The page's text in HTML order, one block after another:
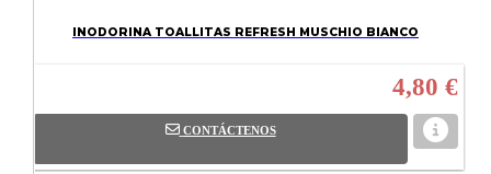
INODORINA TOALLITAS REFRESH MUSCHIO BIANCO
4,80 €
CONTÁCTENOS